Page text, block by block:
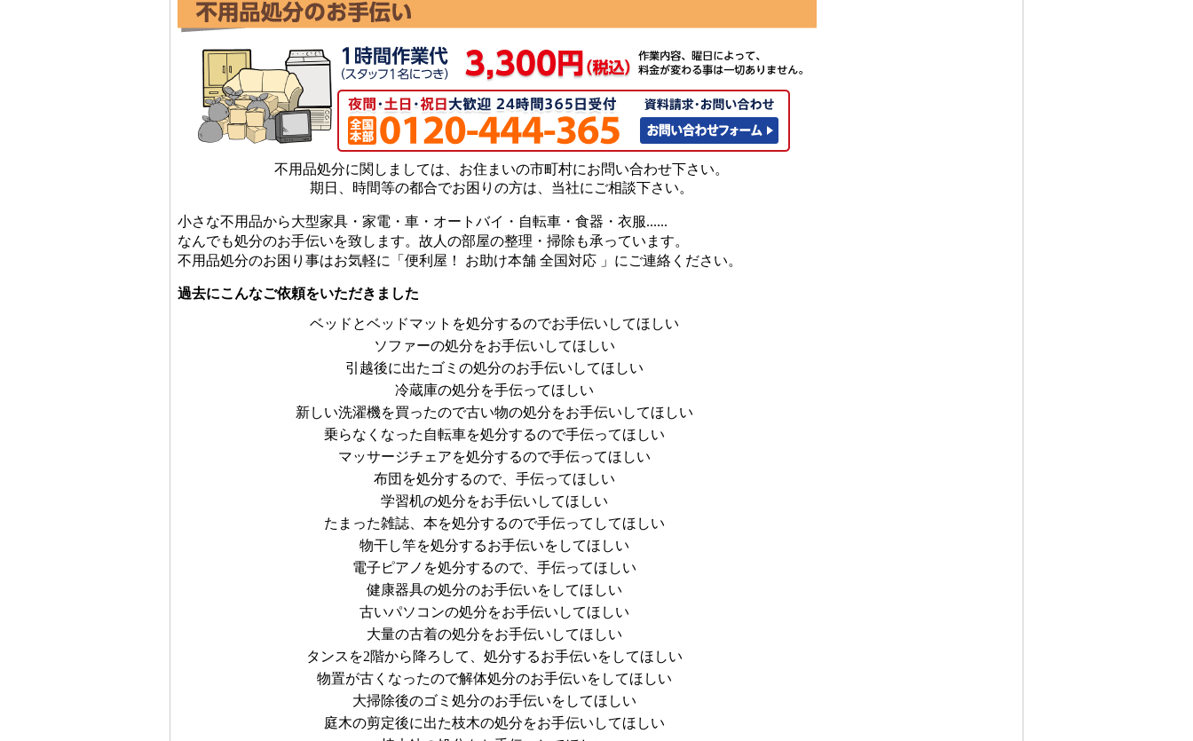
不用品処分に関しましては、お住まいの市町村にお問い合わせ下さい。
期日、時間等の都合でお困りの方は、当社にご相談下さい。
小さな不用品から大型家具・家電・車・オートバイ・自転車・食器・衣服......
なんでも処分のお手伝いを致します。故人の部屋の整理・掃除も承っています。
不用品処分のお困り事はお気軽に「便利屋！ お助け本舗 全国対応 」にご連絡ください。
過去にこんなご依頼をいただきました
ベッドとベッドマットを処分するのでお手伝いしてほしい
ソファーの処分をお手伝いしてほしい
引越後に出たゴミの処分のお手伝いしてほしい
冷蔵庫の処分を手伝ってほしい
新しい洗濯機を買ったので古い物の処分をお手伝いしてほしい
乗らなくなった自転車を処分するので手伝ってほしい
マッサージチェアを処分するので手伝ってほしい
布団を処分するので、手伝ってほしい
学習机の処分をお手伝いしてほしい
たまった雑誌、本を処分するので手伝ってしてほしい
物干し竿を処分するお手伝いをしてほしい
電子ピアノを処分するので、手伝ってほしい
健康器具の処分のお手伝いをしてほしい
古いパソコンの処分をお手伝いしてほしい
大量の古着の処分をお手伝いしてほしい
タンスを2階から降ろして、処分するお手伝いをしてほしい
物置が古くなったので解体処分のお手伝いをしてほしい
大掃除後のゴミ処分のお手伝いをしてほしい
庭木の剪定後に出た枝木の処分をお手伝いしてほしい